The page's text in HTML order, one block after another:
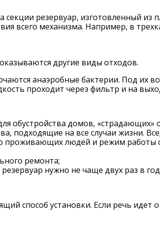
секции резервуар, изготовленный
всего механизма. Например, в
другие виды отходов.
анаэробные бактерии. Под их
проходит через фильтр и на
обустройства домов, «страдающих»
подходящие на все случаи жизни.
проживающих людей и режим работы
ремонта;
нужно не чаще двух раз в
способ установки. Если речь